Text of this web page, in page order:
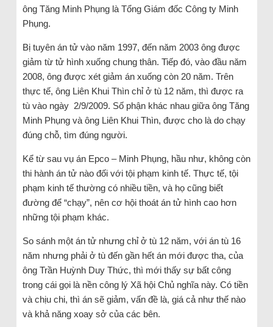
ông Tăng Minh Phụng là Tổng Giám đốc Công ty Minh
Phụng.
Bị tuyên án tử vào năm 1997, đến năm 2003 ông được
giảm từ tử hình xuống chung thân. Tiếp đó, vào đầu năm
2008, ông được xét giảm án xuống còn 20 năm. Trên
thực tế, ông Liên Khui Thìn chỉ ở tù 12 năm, thì được ra
tù vào ngày 2/9/2009. Số phận khác nhau giữa ông Tăng
Minh Phụng và ông Liên Khui Thìn, được cho là do chạy
đúng chỗ, tìm đúng người.
Kể từ sau vụ án Epco – Minh Phụng, hầu như, không còn
thi hành án tử nào đối với tội phạm kinh tế. Thực tế, tội
phạm kinh tế thường có nhiều tiền, và họ cũng biết
đường để “chạy”, nên cơ hội thoát án tử hình cao hơn
những tội phạm khác.
So sánh một án tử nhưng chỉ ở tù 12 năm, với án tù 16
năm nhưng phải ở tù đến gần hết án mới được tha, của
ông Trần Huỳnh Duy Thức, thì mới thấy sự bất công
trong cái gọi là nền công lý Xã hội Chủ nghĩa này. Có tiền
và chịu chi, thì án sẽ giảm, vấn đề là, giá cả như thế nào
và khả năng xoay sở của các bên.